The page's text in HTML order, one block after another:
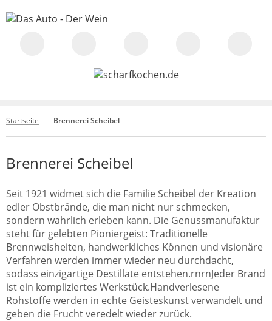
Startseite Brennerei Scheibel
Brennerei Scheibel
Seit 1921 widmet sich die Familie Scheibel der Kreation
edler Obstbrände, die man nicht nur schmecken,
sondern wahrlich erleben kann. Die Genussmanufaktur
steht für gelebten Pioniergeist: Traditionelle
Brennweisheiten, handwerkliches Können und visionäre
Verfahren werden immer wieder neu durchdacht,
sodass einzigartige Destillate entstehen.rnrnJeder Brand
ist ein kompliziertes Werkstück.Handverlesene
Rohstoffe werden in echte Geisteskunst verwandelt und
geben die Frucht veredelt wieder zurück.